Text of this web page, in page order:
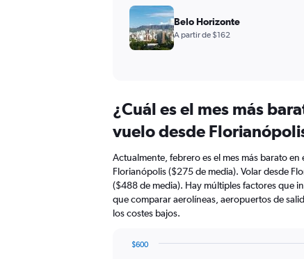
¿Cuál es el mes más
vuelo desde
Actualmente, febrero es el mes más barato
Florianópolis ($275 de media). Volar desde
($488 de media). Hay múltiples factores que
que comparar aerolíneas, aeropuertos de
los costes bajos.
$600
Belo Horizonte
A partir de $162